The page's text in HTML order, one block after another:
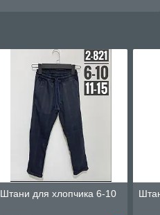
Штани для хлопчика 6-10